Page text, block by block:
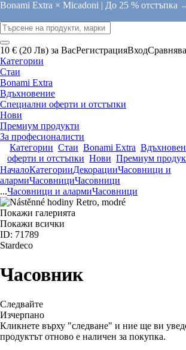
Bonami Extra × Micadoni | До 25 % отстъпка
10 € (20 Лв) за ВасРегистрацияВход
Категории
Стаи
Bonami Extra
Вдъхновение
Специални оферти и отстъпки
Нови
Премиум продукти
За професионалисти
Категории Стаи Bonami Extra
оферти и отстъпки Нови Премиум
НачалоКатегорииДекорацииЧасовници и
алармиЧасовнициЧасовници
...Часовници и алармиЧасовници
Покажи галерията
Покажи всички
ID: 71789
Stardeco
Часовник
Следвайте
Изчерпанo
Кликнете върху "следване" и ние ще ви
продуктът отново е наличен за покупка.